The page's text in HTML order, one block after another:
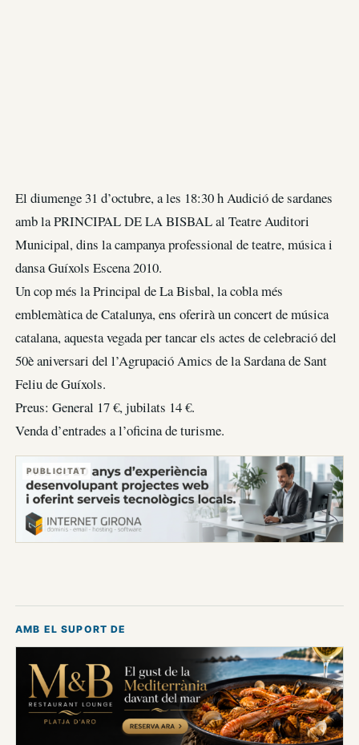
El diumenge 31 d’octubre, a les 18:30 h Audició de sardanes
amb la PRINCIPAL DE LA BISBAL al Teatre Auditori
Municipal, dins la campanya professional de teatre, música i
dansa Guíxols Escena 2010.
Un cop més la Principal de La Bisbal, la cobla més
emblemàtica de Catalunya, ens oferirà un concert de música
catalana, aquesta vegada per tancar els actes de celebració del
50è aniversari del l’Agrupació Amics de la Sardana de Sant
Feliu de Guíxols.
Preus: General 17 €, jubilats 14 €.
Venda d’entrades a l’oficina de turisme.
PUBLICITAT
AMB EL SUPORT DE